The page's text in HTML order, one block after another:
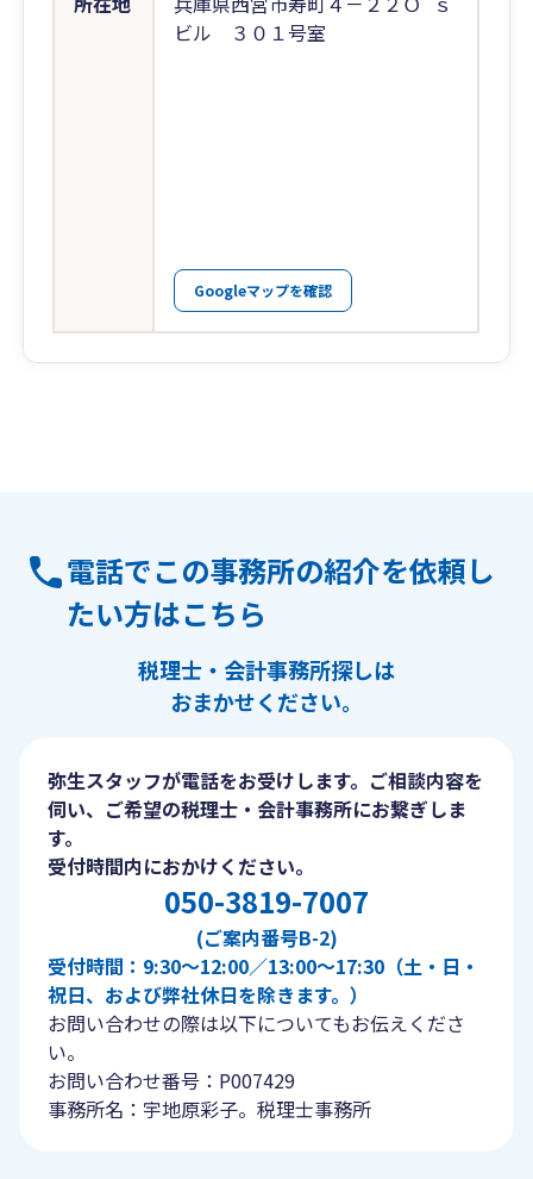
ビル ３０１号室
Googleマップを確認
電話でこの事務所の紹介を依頼し
たい方はこちら
税理士・会計事務所探しは
おまかせください。
弥生スタッフが電話をお受けします。ご相談内容を
伺い、ご希望の税理士・会計事務所にお繋ぎしま
す。
受付時間内におかけください。
050-3819-7007
(ご案内番号B-2)
受付時間：9:30〜12:00／13:00〜17:30（土・日・
祝日、および弊社休日を除きます。）
お問い合わせの際は以下についてもお伝えくださ
い。
お問い合わせ番号：P007429
事務所名：宇地原彩子。税理士事務所